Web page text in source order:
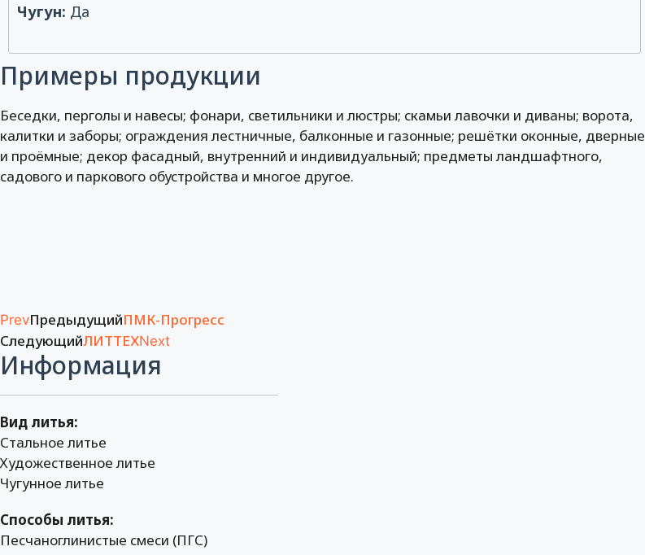
Чугун: Да
Примеры продукции
Беседки, перголы и навесы; фонари, светильники и люстры; скамьи лавочки и диваны; ворота,
калитки и заборы; ограждения лестничные, балконные и газонные; решётки оконные, дверные
и проёмные; декор фасадный, внутренний и индивидуальный; предметы ландшафтного,
садового и паркового обустройства и многое другое.
PrevПредыдущийПМК-Прогресс
СледующийЛИТТЕХNext
Информация
Вид литья:
Стальное литье
Художественное литье
Чугунное литье
Способы литья:
Песчаноглинистые смеси (ПГС)